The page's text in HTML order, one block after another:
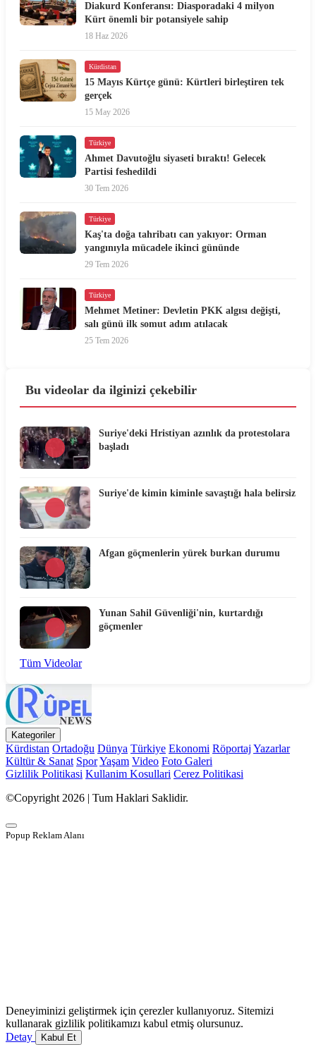
Diakurd Konferansı: Diasporadaki 4 milyon
Kürt önemli bir potansiyele sahip
18 Haz 2026
Kürdistan
15 Mayıs Kürtçe günü: Kürtleri birleştiren tek
gerçek
15 May 2026
Türkiye
Ahmet Davutoğlu siyaseti bıraktı! Gelecek
Partisi feshedildi
30 Tem 2026
Türkiye
Kaş'ta doğa tahribatı can yakıyor: Orman
yangınıyla mücadele ikinci gününde
29 Tem 2026
Türkiye
Mehmet Metiner: Devletin PKK algısı değişti,
salı günü ilk somut adım atılacak
25 Tem 2026
Bu videolar da ilginizi çekebilir
Suriye'deki Hristiyan azınlık da protestolara
başladı
Suriye'de kimin kiminle savaştığı hala belirsiz
Afgan göçmenlerin yürek burkan durumu
Yunan Sahil Güvenliği'nin, kurtardığı
göçmenler
Tüm Videolar
Kategoriler
Kürdistan Ortadoğu Dünya Türkiye Ekonomi Röportaj Yazarlar
Kültür & Sanat SporYaşam Video Foto Galeri
Gizlilik Politikasi Kullanim Kosullari Cerez Politikasi
©Copyright 2026 | Tum Haklari Saklidir.
Popup Reklam Alanı
Deneyiminizi geliştirmek için çerezler kullanıyoruz. Sitemizi
kullanarak gizlilik politikamızı kabul etmiş olursunuz.
Detay
Kabul Et